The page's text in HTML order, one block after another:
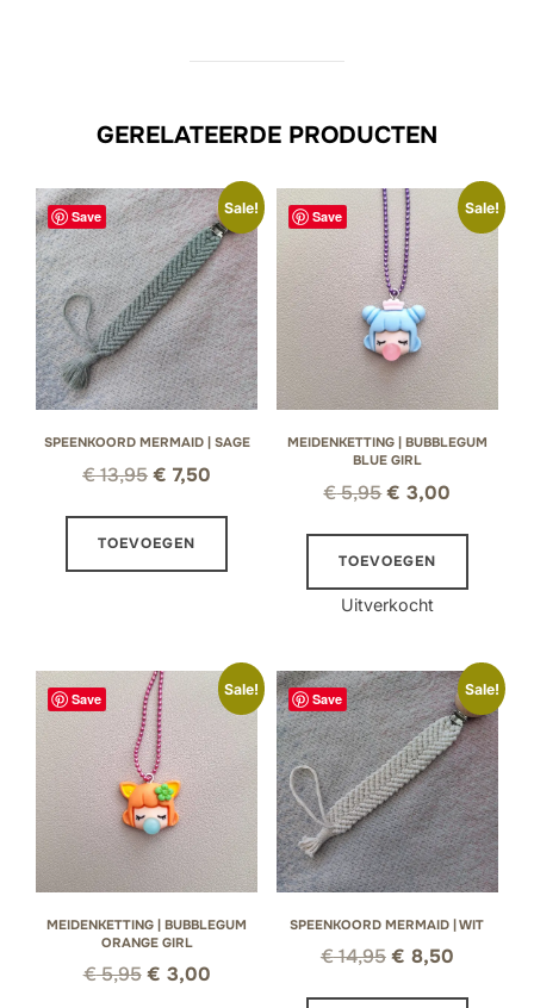
GERELATEERDE PRODUCTEN
Save
Sale!
SPEENKOORD MERMAID | SAGE
€13,95Oorspronkelijke
was:
€ 13,95.
€ 7,50
€ 7,50.
TOEVOEGEN
Save
Sale!
MEIDENKETTING | BUBBLEGUM
BLUE GIRL
€5,95Oorspronkelijke
was:
€ 5,95.
€ 3,00
€ 3,00.
TOEVOEGEN
Uitverkocht
Save
Sale!
MEIDENKETTING | BUBBLEGUM
ORANGE GIRL
€5,95 Oorspronkelijke
€ 3,00Huidige
Save
Sale!
SPEENKOORD MERMAID | WIT
€14,95Oorspronkelijke
€ 8,50Huidige